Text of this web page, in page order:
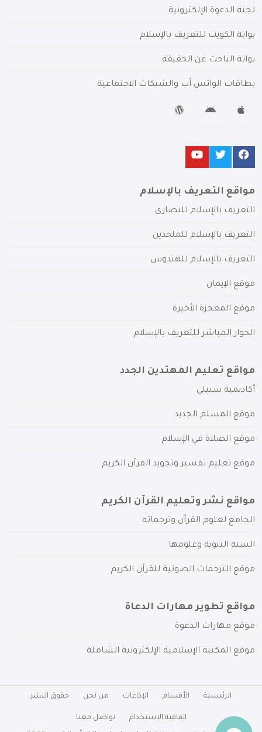
لجنة الدعوة الإلكترونية
بوابة الكويت للتعريف بالإسلام
بوابة الباحث عن الحقيقة
بطاقات الواتس آب والشبكات الاجتماعية
مواقع التعريف بالإسلام
التعريف بالإسلام للنصارى
التعريف بالإسلام للملحدين
التعريف بالإسلام للهندوس
موقع الإيمان
موقع المعجزة الأخيرة
الحوار المباشر للتعريف بالإسلام
مواقع تعليم المهتدين الجدد
أكاديمية سبيلي
موقع المسلم الجديد
موقع الصلاة في الإسلام
موقع تعليم تفسير وتجويد القرآن الكريم
مواقع نشر وتعليم القرآن الكريم
الجامع لعلوم القرآن وترجماته
السنة النبوية وعلومها
موقع الترجمات الصوتية للقرآن الكريم
مواقع تطوير مهارات الدعاة
موقع مهارات الدعوة
موقع المكتبة الإسلامية الإلكترونية الشاملة
الرئيسية الأقسام الإذاعات من نحن حقوق النشر
اتفاقية الاستخدام تواصل معنا